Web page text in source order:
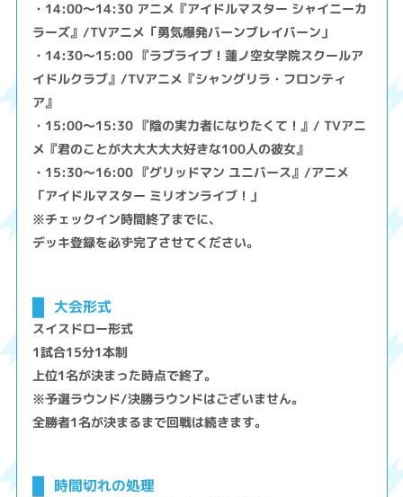
・14:00～14:30 アニメ『アイドルマスター シャイニーカ
ラーズ』/TVアニメ「勇気爆発バーンブレイバーン」
・14:30～15:00 『ラブライブ！蓮ノ空女学院スクールア
イドルクラブ』/TVアニメ『シャングリラ・フロンティ
ア』
・15:00～15:30 『陰の実力者になりたくて！』/ TVアニ
メ『君のことが大大大大大好きな100人の彼女』
・15:30～16:00 『グリッドマン ユニバース』/アニメ
「アイドルマスター ミリオンライブ！」
※チェックイン時間終了までに、
デッキ登録を必ず完了させてください。
大会形式
スイスドロー形式
1試合15分1本制
上位1名が決まった時点で終了。
※予選ラウンド/決勝ラウンドはございません。
全勝者1名が決まるまで回戦は続きます。
時間切れの処理